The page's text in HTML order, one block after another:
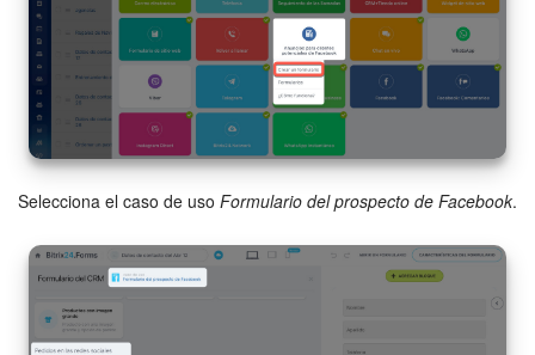
Selecciona el caso de uso Formulario del prospecto de Facebook.